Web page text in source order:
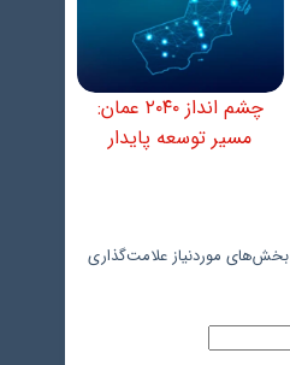
چشم‌ انداز ۲۰۴۰ عمان:
مسیر توسعه پایدار
بخش‌های موردنیاز علامت‌گذاری